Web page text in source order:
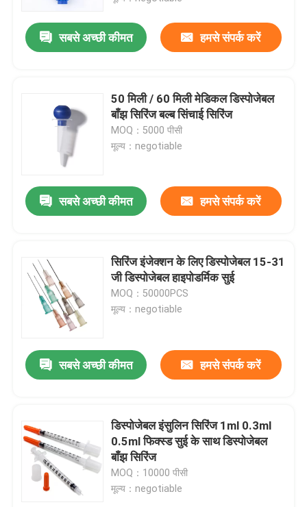
सबसे अच्छी कीमत हमसे संपर्क करें
50 मिली / 60 मिली मेडिकल डिस्पोजेबल
बाँझ सिरिंज बल्ब सिंचाई सिरिंज
MOQ：5000 पीसी
मूल्य：negotiable
सबसे अच्छी कीमत हमसे संपर्क करें
सिरिंज इंजेक्शन के लिए डिस्पोजेबल 15-31
जी डिस्पोजेबल हाइपोडर्मिक सुई
MOQ：50000PCS
मूल्य：negotiable
सबसे अच्छी कीमत हमसे संपर्क करें
डिस्पोजेबल इंसुलिन सिरिंज 1ml 0.3ml
0.5ml फिक्स्ड सुई के साथ डिस्पोजेबल
बाँझ सिरिंज
MOQ：10000 पीसी
मूल्य：negotiable